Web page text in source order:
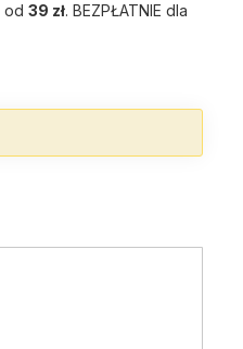
od 39 zł. BEZPŁATNIE dla